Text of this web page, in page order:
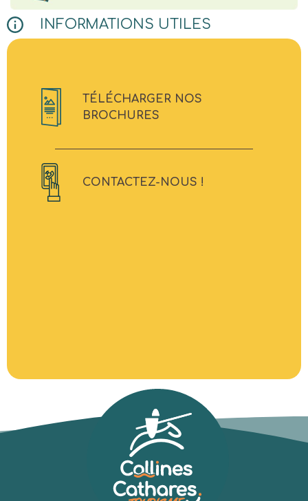
INFORMATIONS UTILES
TÉLÉCHARGER NOS
BROCHURES
CONTACTEZ-NOUS !